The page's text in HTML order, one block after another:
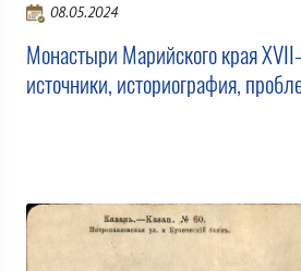
08.05.2024
Монастыри Марийского края
источники, историография,